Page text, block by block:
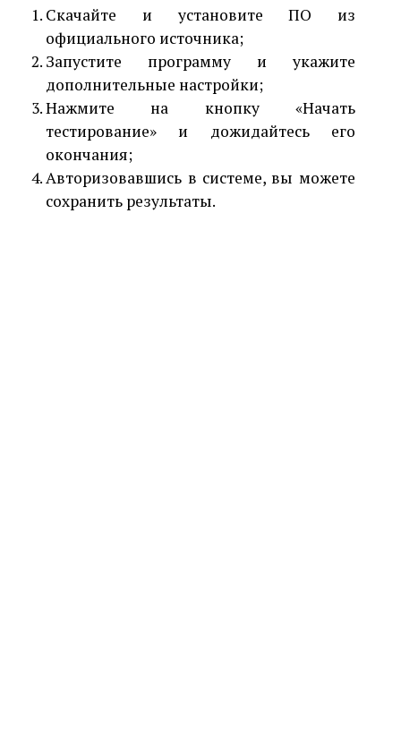
Скачайте и установите ПО из
официального источника;
Запустите программу и укажите
дополнительные настройки;
Нажмите на кнопку «Начать
тестирование» и дожидайтесь его
окончания;
Авторизовавшись в системе, вы можете
сохранить результаты.